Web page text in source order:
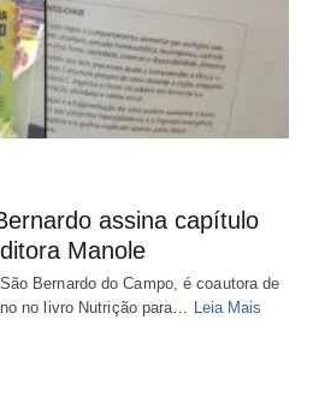
assina capítulo
Manole
Bernardo do Campo, é coautora de
no livro Nutrição para…
Leia Mais